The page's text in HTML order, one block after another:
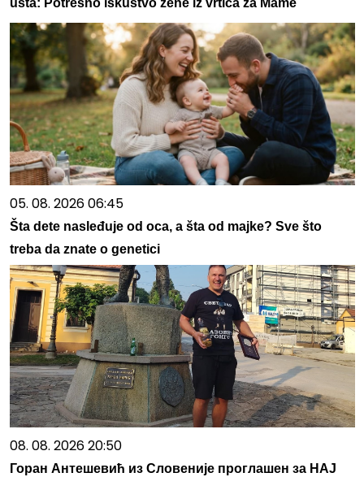
usta: Potresno iskustvo žene iz vrtića za Mame
05. 08. 2026 06:45
Šta dete nasleđuje od oca, a šta od majke? Sve što
treba da znate o genetici
08. 08. 2026 20:50
Горан Антешевић из Словеније проглашен за НАЈ